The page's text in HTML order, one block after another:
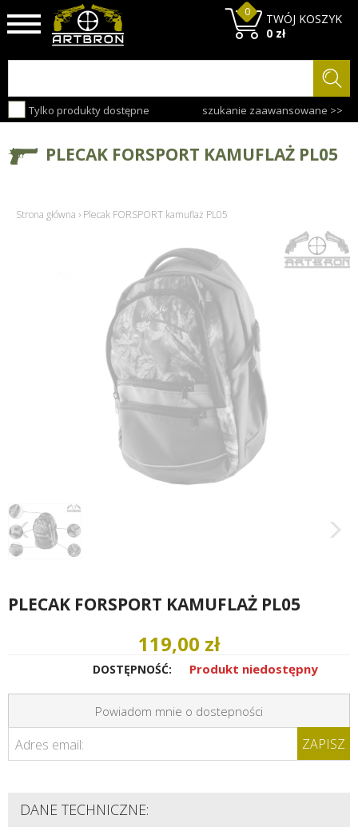
Tylko produkty dostępne szukanie zaawansowane >>
TWÓJ KOSZYK
0
0 zł
PLECAK FORSPORT KAMUFLAŻ PL05
Strona główna › Plecak FORSPORT kamuflaż PL05
PLECAK FORSPORT KAMUFLAŻ PL05
119,00 zł
DOSTĘPNOŚĆ: Produkt niedostępny
Powiadom mnie o dostepności
Adres email: ZAPISZ
DANE TECHNICZNE: